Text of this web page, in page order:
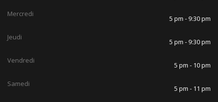
Mercredi
5 pm - 9:30 pm
Jeudi
5 pm - 9:30 pm
Vendredi
5 pm - 10 pm
Samedi
5 pm - 11 pm